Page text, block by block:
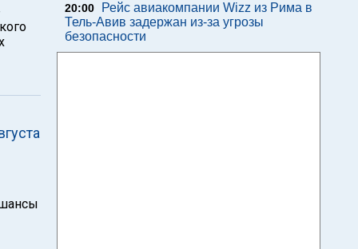
20:00
Рейс авиакомпании Wizz из Рима в
Тель-Авив задержан из-за угрозы
безопасности